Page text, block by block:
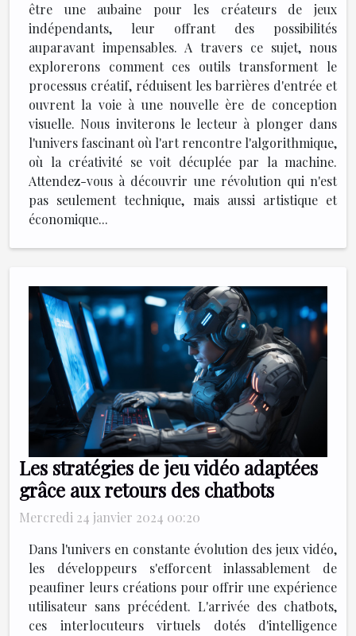
être une aubaine pour les créateurs de jeux
indépendants, leur offrant des possibilités
auparavant impensables. A travers ce sujet, nous
explorerons comment ces outils transforment le
processus créatif, réduisent les barrières d'entrée et
ouvrent la voie à une nouvelle ère de conception
visuelle. Nous inviterons le lecteur à plonger dans
l'univers fascinant où l'art rencontre l'algorithmique,
où la créativité se voit décuplée par la machine.
Attendez-vous à découvrir une révolution qui n'est
pas seulement technique, mais aussi artistique et
économique...
Les stratégies de jeu vidéo adaptées
grâce aux retours des chatbots
Mercredi 24 janvier 2024 00:20
Dans l'univers en constante évolution des jeux vidéo,
les développeurs s'efforcent inlassablement de
peaufiner leurs créations pour offrir une expérience
utilisateur sans précédent. L'arrivée des chatbots,
ces interlocuteurs virtuels dotés d'intelligence